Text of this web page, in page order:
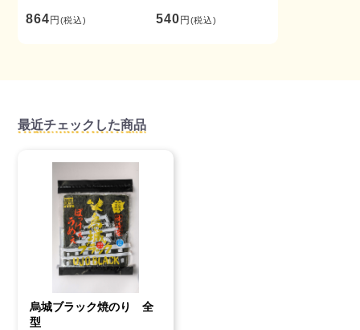
864 円 (税込) 540 円 (税込)
最近チェックした商品
烏城ブラック焼のり 全
型